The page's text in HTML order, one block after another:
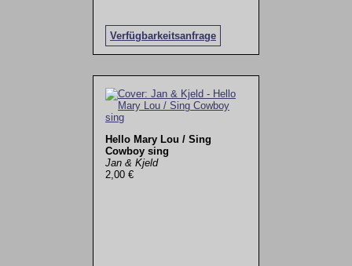
Verfügbarkeitsanfrage
Hello Mary Lou / Sing
Cowboy sing
Jan & Kjeld
2,00 €